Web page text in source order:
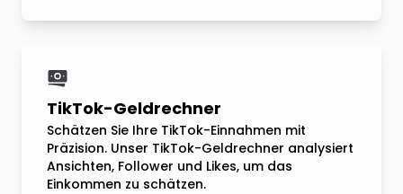
TikTok-Geldrechner
Schätzen Sie Ihre TikTok-Einnahmen mit
Präzision. Unser TikTok-Geldrechner analysiert
Ansichten, Follower und Likes, um das
Einkommen zu schätzen.